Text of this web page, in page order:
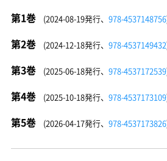
第1巻 (2024-08-19発行、 978-4537148756
第2巻 (2024-12-18発行、 978-4537149432
第3巻 (2025-06-18発行、 978-4537172539
第4巻 (2025-10-18発行、 978-4537173109
第5巻 (2026-04-17発行、 978-4537173826